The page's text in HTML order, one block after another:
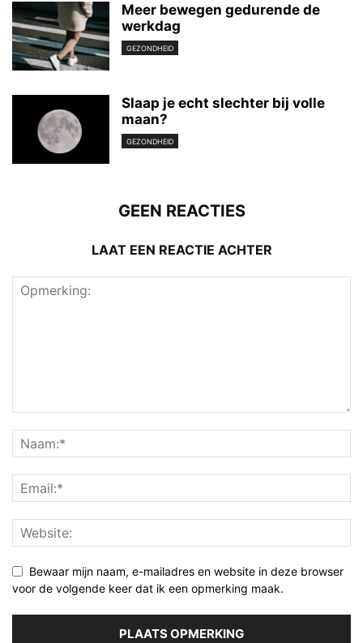
Meer bewegen gedurende de
werkdag
GEZONDHEID
Slaap je echt slechter bij volle
maan?
GEZONDHEID
GEEN REACTIES
LAAT EEN REACTIE ACHTER
Bewaar mijn naam, e-mailadres en website in deze browser
voor de volgende keer dat ik een opmerking maak.